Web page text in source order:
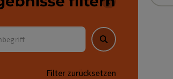
Für die Liste
Suchen
Filter zurücksetzen